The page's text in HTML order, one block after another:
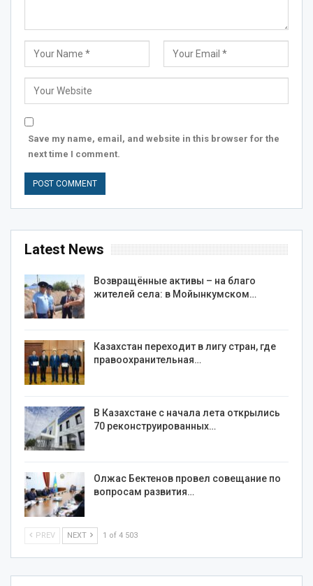
Save my name, email, and website in this browser for the
next time I comment.
Latest News
Возвращённые активы – на благо
жителей села: в Мойынкумском…
Казахстан переходит в лигу стран, где
правоохранительная…
В Казахстане с начала лета открылись
70 реконструированных…
Олжас Бектенов провел совещание по
вопросам развития…
PREV NEXT 1 of 4 503